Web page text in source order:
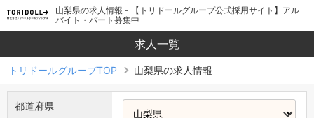
山梨県の求人情報 - 【トリドールグループ公式採用サイト】アル
バイト・パート募集中
求人一覧
トリドールグループTOP 山梨県の求人情報
都道府県